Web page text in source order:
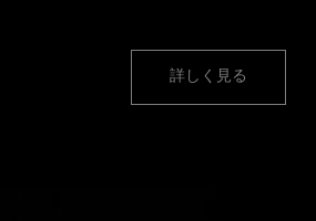
詳しく見る